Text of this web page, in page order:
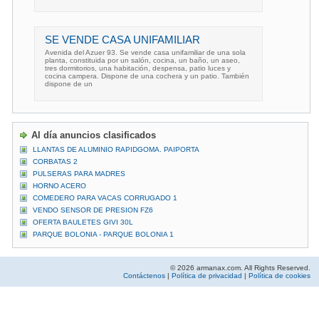
SE VENDE CASA UNIFAMILIAR
Avenida del Azuer 93. Se vende casa unifamiliar de una sola
planta, constituida por un salón, cocina, un baño, un aseo,
tres dormitorios, una habitación, despensa, patio luces y
cocina campera. Dispone de una cochera y un patio. También
dispone de un
Al día anuncios clasificados
LLANTAS DE ALUMINIO RAPIDGOMA. PAIPORTA
CORBATAS 2
PULSERAS PARA MADRES
HORNO ACERO
COMEDERO PARA VACAS CORRUGADO 1
VENDO SENSOR DE PRESION FZ6
OFERTA BAULETES GIVI 30L
PARQUE BOLONIA - PARQUE BOLONIA 1
© 2026 armanax.com. All Rights Reserved.
Contáctenos | Política de privacidad | Política de cookies